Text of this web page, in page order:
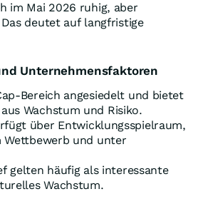
im Mai 2026 ruhig, aber
deutet auf langfristige
Unternehmensfaktoren
Bereich angesiedelt und bietet
Wachstum und Risiko.
über Entwicklungsspielraum,
und unter
gelten häufig als interessante
Wachstum.